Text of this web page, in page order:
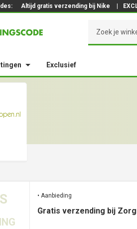
Altijd gratis verzending bij Nike
Exclusief
• Aanbieding
Gratis verzending bij